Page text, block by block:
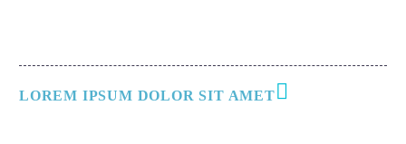
LOREM IPSUM DOLOR SIT AMET